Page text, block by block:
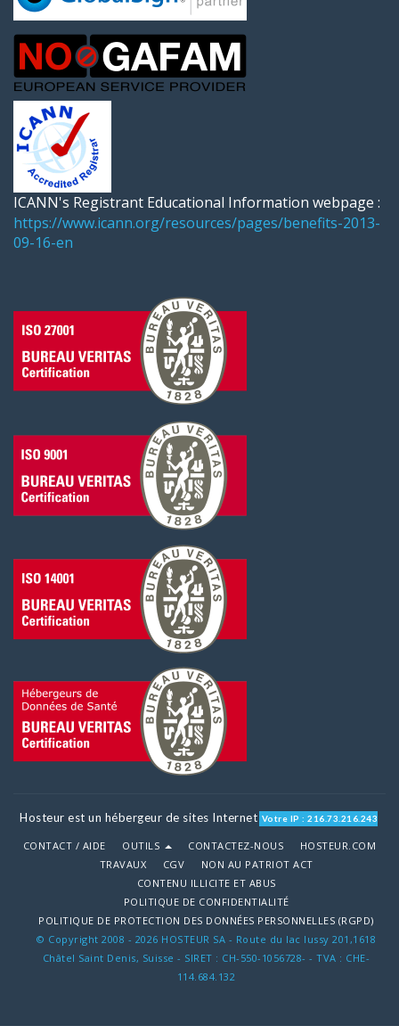
ICANN's Registrant Educational Information webpage :
https://www.icann.org/resources/pages/benefits-2013-
09-16-en
Hosteur est un hébergeur de sites Internet Votre IP : 216.73.216.243
CONTACT / AIDE OUTILS CONTACTEZ-NOUS
HOSTEUR.COM
TRAVAUX
CGV
NON AU PATRIOT ACT
CONTENU ILLICITE ET ABUS
POLITIQUE DE CONFIDENTIALITÉ
POLITIQUE DE PROTECTION DES DONNÉES PERSONNELLES (RGPD)
© Copyright 2008 - 2026 HOSTEUR SA - Route du lac lussy 201,1618
Châtel Saint Denis, Suisse - SIRET : CH-550-1056728- - TVA : CHE-
114.684.132